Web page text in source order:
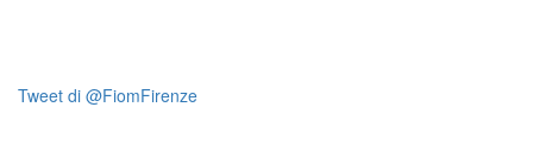
Tweet di @FiomFirenze